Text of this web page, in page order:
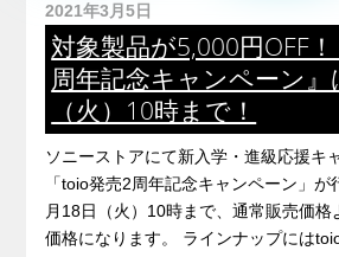
2021年3月5日
対象製品が5,000円OFF
周年記念キャンペーン』
（火）10時まで！
ソニーストアにて新入学・進級応援キ
「toio発売2周年記念キャンペーン」
月18日（火）10時まで、通常販売価
価格になります。 ラインナップには